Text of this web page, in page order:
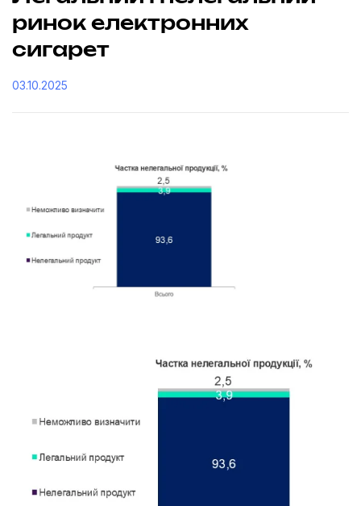
ринок електронних
сигарет
03.10.2025